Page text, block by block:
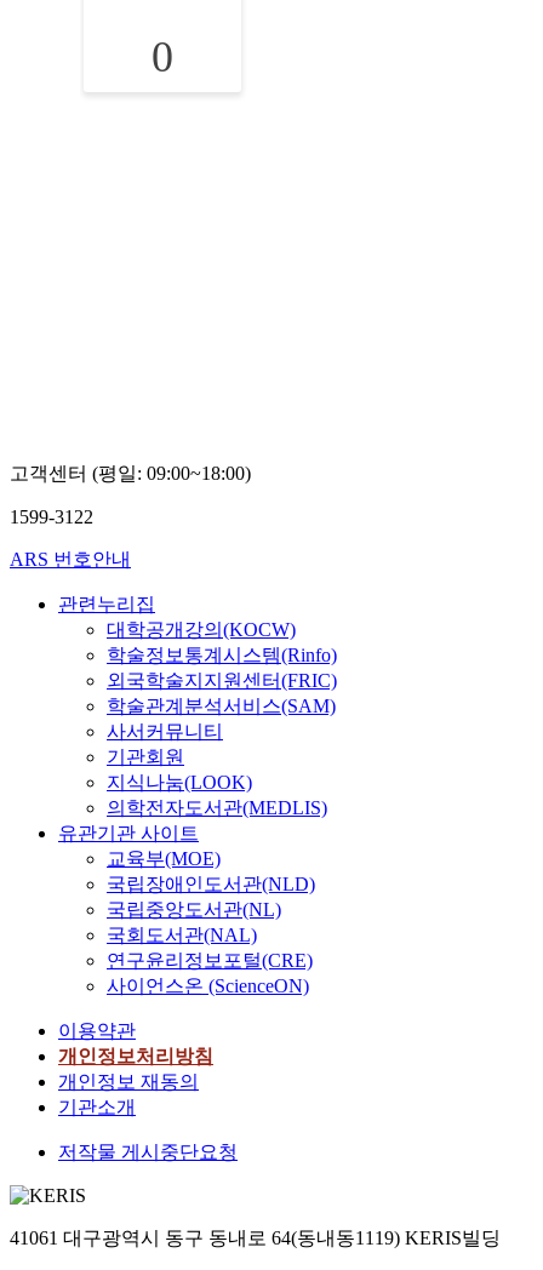
0
고객센터 (평일: 09:00~18:00)
1599-3122
ARS 번호안내
관련누리집
대학공개강의(KOCW)
학술정보통계시스템(Rinfo)
외국학술지지원센터(FRIC)
학술관계분석서비스(SAM)
사서커뮤니티
기관회원
지식나눔(LOOK)
의학전자도서관(MEDLIS)
유관기관 사이트
교육부(MOE)
국립장애인도서관(NLD)
국립중앙도서관(NL)
국회도서관(NAL)
연구윤리정보포털(CRE)
사이언스온 (ScienceON)
이용약관
개인정보처리방침
개인정보 재동의
기관소개
저작물 게시중단요청
41061 대구광역시 동구 동내로 64(동내동1119) KERIS빌딩